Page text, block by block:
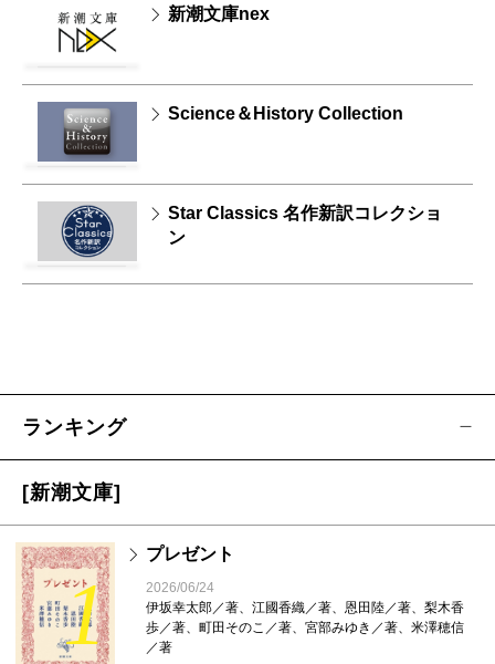
新潮文庫nex
Science＆History Collection
Star Classics 名作新訳コレクショ
ン
ランキング
[新潮文庫]
1
プレゼント
2026/06/24
伊坂幸太郎／著、江國香織／著、恩田陸／著、梨木香
歩／著、町田そのこ／著、宮部みゆき／著、米澤穂信
／著